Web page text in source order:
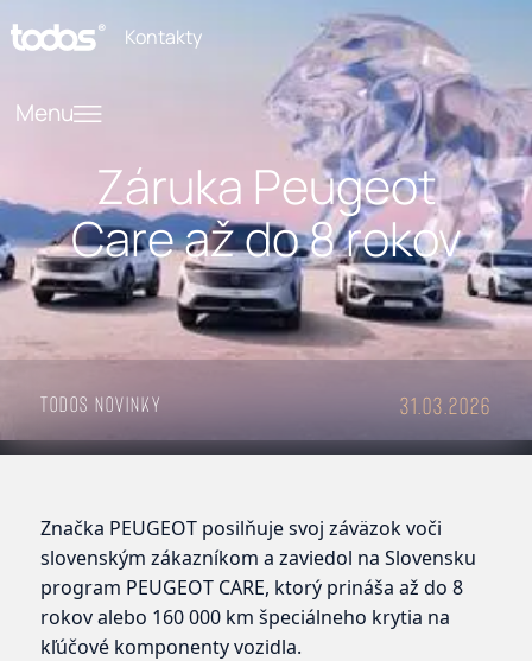
Kontakty
Menu
Záruka Peugeot
Care až do 8 rokov
Todos Novinky 31.03.2026
Značka PEUGEOT posilňuje svoj záväzok voči
slovenským zákazníkom a zaviedol na Slovensku
program PEUGEOT CARE, ktorý prináša až do 8
rokov alebo 160 000 km špeciálneho krytia na
kľúčové komponenty vozidla.